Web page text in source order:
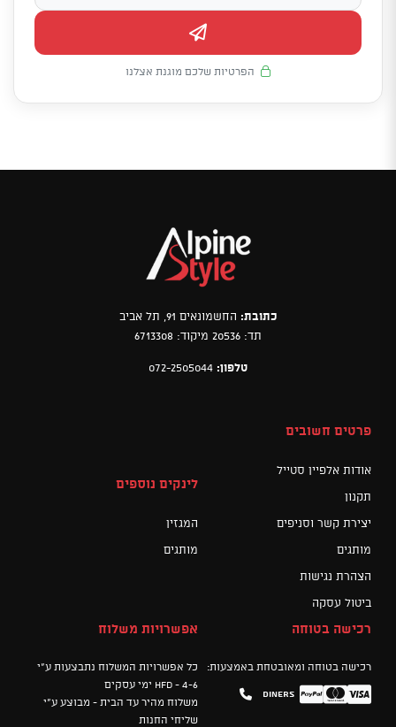
הפרטיות שלכם מוגנת אצלנו
כתובת: החשמונאים 91, תל אביב
תד: 20536 מיקוד: 6713308
טלפון: 072-2505044
פרטים חשובים
אודות אלפיין סטייל
תקנון
יצירת קשר וסניפים
מותגים
הצהרת נגישות
ביטול עסקה
לינקים נוספים
המגזין
מותגים
רכישה בטוחה
רכישה בטוחה ומאובטחת באמצעות:
Visa
Mastercard
PayPal
Diners
אפשרויות משלוח
כל אפשרויות המשלוח נתבצעות ע"י
HFD - 4-6 ימי עסקים
משלוח מהיר עד הבית - מבוצע ע"י
שליחי החנות